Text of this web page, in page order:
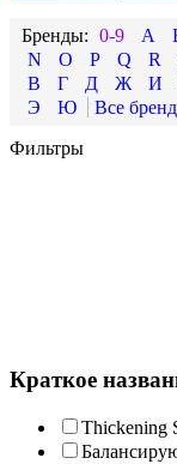
0-9 A
N
O P Q R
В
Г Д Ж И
Э
Ю
Фильтры
Краткое
Thickening